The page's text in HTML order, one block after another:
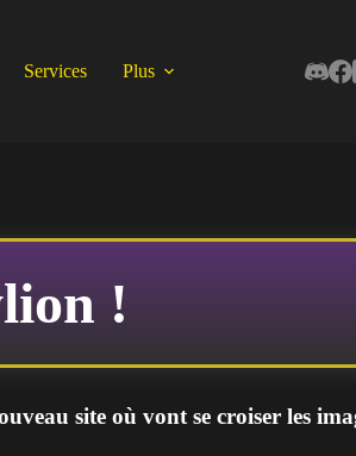
Services Plus
!
site où vont se croiser les